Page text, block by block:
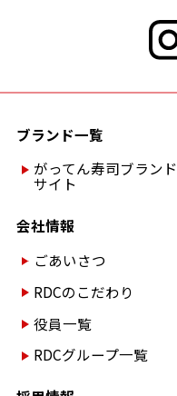
ブランド一覧
がってん寿司ブランド
サイト
会社情報
ごあいさつ
RDCのこだわり
役員一覧
RDCグループ一覧